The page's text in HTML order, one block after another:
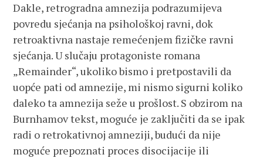
Dakle, retrogradna amnezija podrazumijeva
povredu sjećanja na psihološkoj ravni, dok
retroaktivna nastaje remećenjem fizičke ravni
sjećanja. U slučaju protagoniste romana
„Remainder“, ukoliko bismo i pretpostavili da
uopće pati od amnezije, mi nismo sigurni koliko
daleko ta amnezija seže u prošlost. S obzirom na
Burnhamov tekst, moguće je zaključiti da se ipak
radi o retrokativnoj amneziji, budući da nije
moguće prepoznati proces disocijacije ili